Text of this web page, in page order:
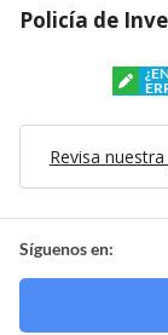
Policía de
Revisa
Síguenos en: